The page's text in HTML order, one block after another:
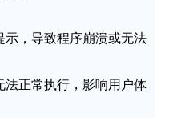
示，导致程序崩溃或无法
法正常执行，影响用户体